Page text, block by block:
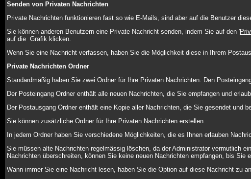
Senden von Privaten Nachrichten
Private Nachrichten funktionieren fast so wie E-Mails, sind aber auf die Benutzer
Sie können anderen Benutzern eine Private Nachricht senden, indem Sie auf den '
auf die Grafik klicken.
Wenn Sie eine Nachricht verfassen, haben Sie die Möglichkeit diese in Ihrem
Private Nachrichten Ordner
Standardmäßig haben Sie zwei Ordner für Ihre Privaten Nachrichten. Den
Der Posteingang Ordner enthält alle neuen Nachrichten, die Sie empfangen und
Der Postausgang Ordner enthält eine Kopie aller Nachrichten, die Sie gesendet und
Sie können zusätzliche Ordner für Ihre Privaten Nachrichten erstellen.
In jedem Ordner haben Sie verschiedene Möglichkeiten, die es Ihnen erlauben
Sie müssen alte Nachrichten regelmässig löschen, da der Administrator vermutlich
Nachrichten überschreiten, können Sie keine neuen Nachrichten empfangen, bis
Wann immer Sie eine Nachricht lesen, haben Sie die Option auf diese Nachricht zu